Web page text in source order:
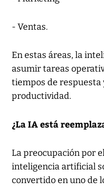
- Ventas.
En estas áreas, la
asumir tareas
tiempos de respuesta
productividad.
¿La IA está
La preocupación por
inteligencia artificial
convertido en uno de